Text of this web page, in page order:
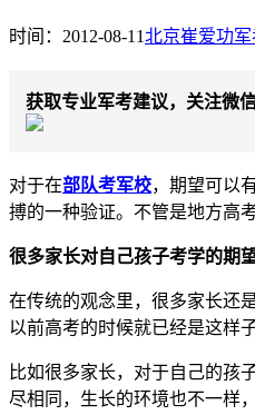
时间：2012-08-11北京崔爱功军
获取专业军考建议，关注微
对于在部队考军校，期望可以
搏的一种验证。不管是地方高
很多家长对自己孩子考学的期
在传统的观念里，很多家长还
以前高考的时候就已经是这样
比如很多家长，对于自己的孩
尽相同，生长的环境也不一样